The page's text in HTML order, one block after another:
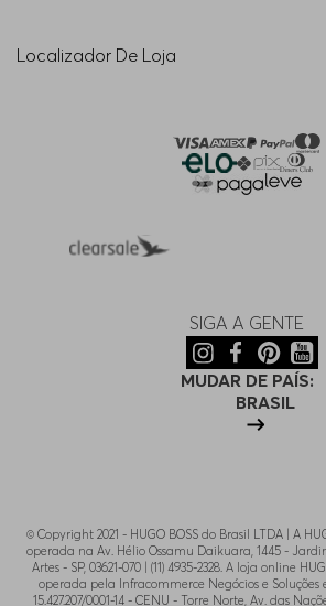
Localizador De Loja
SIGA A GENTE
MUDAR DE PAÍS:
BRASIL
© Copyright 2021 - HUGO BOSS do Brasil LTDA | A
operada na Av. Hélio Ossamu Daikuara, 1445 -
Artes - SP, 03621-070 | (11) 4935-2328. A loja online
operada pela Infracommerce Negócios e Soluções
15.427.207/0001-14 - CENU - Torre Norte, Av. das